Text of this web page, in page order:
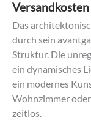
Versandkosten
Das
durch sein
Struktur. Die
ein dynamisches
ein modernes
Wohnzimmer
zeitlos.